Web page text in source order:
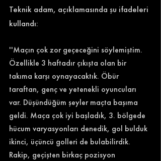
Teknik adam, açıklamasında şu ifadeleri
kullandı:
''Maçın çok zor geçeceğini söylemiştim.
Özellikle 3 haftadır çıkışta olan bir
takıma karşı oynayacaktık. Öbür
taraftan, genç ve yetenekli oyuncuları
var. Düşündüğüm şeyler maçta başıma
geldi. Maça çok iyi başladık, 3. bölgede
hücum varyasyonları denedik, gol bulduk
ikinci, üçüncü golleri de bulabilirdik.
Rakip, geçişten birkaç pozisyon